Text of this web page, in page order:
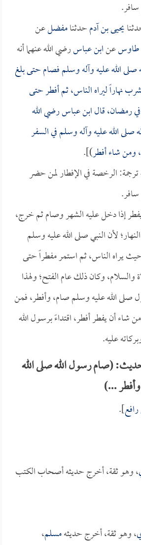
يحيى بن آدمحدثنامفضلعن
طاوسعنابن عباسرضي الله عنهما أنه
الله عليه وآله وسلم فصام حتى بلغ
نهاراً ليراه الناس، ثم أفطر حتى
رمضان، قالابن عباسرضي الله
الله عليه وآله وسلم في السفر
ومن شاء أفطر)].
ترجمة: الرخصة في الإفطار لمن حضر
إذا دخل عليه الشهر وصام ثم خرج،
لأن النبي صلى الله عليه وسلم
يراه الناس، ثم استمر مفطراً حتى
وكان ذلك عام الفتح؛ ولهذا
صلى الله عليه وسلم صام، وأفطر، فمن
أن يفطر أفطر، اقتداءً برسول الله
عليه.
(صام رسول الله صلى الله
...)
].
، وهو ثقة، أخرج حديثه أصحاب الكتب
، وهو ثقة، أخرج حديثهمسلم،